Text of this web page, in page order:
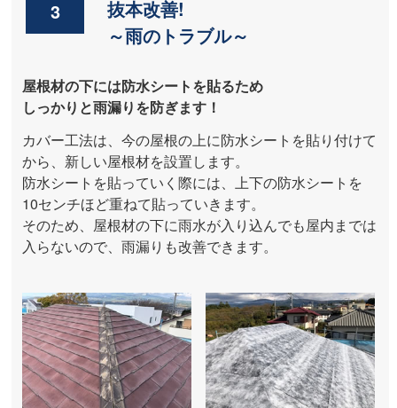
3
抜本改善!
～雨のトラブル～
屋根材の下には防水シートを貼るため
しっかりと雨漏りを防ぎます！
カバー工法は、今の屋根の上に防水シートを貼り付けて
から、新しい屋根材を設置します。
防水シートを貼っていく際には、上下の防水シートを
10センチほど重ねて貼っていきます。
そのため、屋根材の下に雨水が入り込んでも屋内までは
入らないので、雨漏りも改善できます。